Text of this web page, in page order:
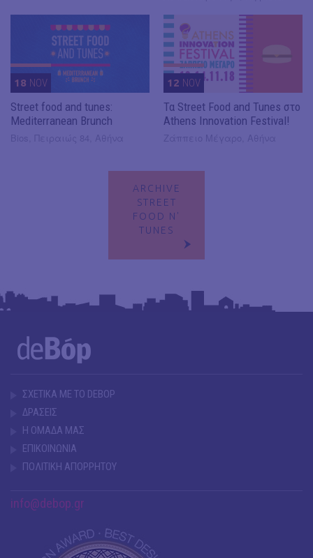
18 NOV
Street food and tunes:
Mediterranean Brunch
12 NOV
Τα Street Food and Tunes στο
Athens Innovation Festival!
ARCHIVE
STREET
FOOD N'
TUNES
ΣΧΕΤΙΚΑ ΜΕ ΤΟ DEBOP
ΔΡΑΣΕΙΣ
Η ΟΜΑΔΑ ΜΑΣ
ΕΠΙΚΟΙΝΩΝΙΑ
ΠΟΛΙΤΙΚΗ ΑΠΟΡΡΗΤΟΥ
info@debop.gr